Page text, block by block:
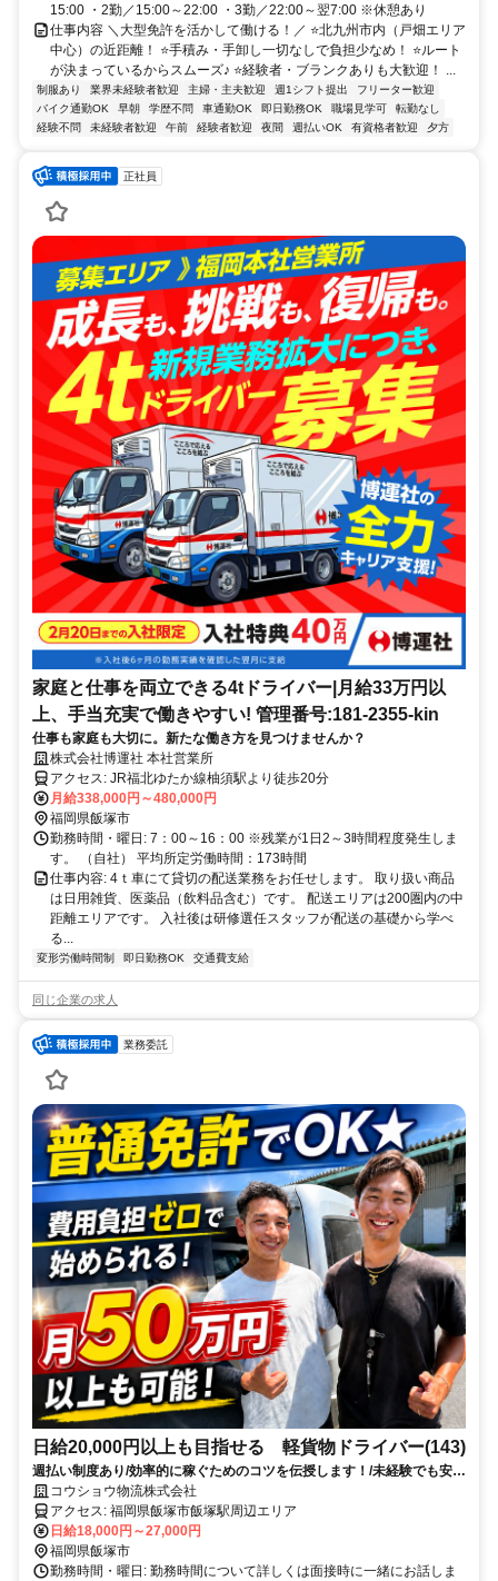
15:00 ・2勤／15:00～22:00 ・3勤／22:00～翌7:00 ※休憩あり
仕事内容 ＼大型免許を活かして働ける！／ ⭐北九州市内（戸畑エリア
中心）の近距離！ ⭐手積み・手卸し一切なしで負担少なめ！ ⭐ルート
が決まっているからスムーズ♪ ⭐経験者・ブランクありも大歓迎！ ...
制服あり 業界未経験者歓迎 主婦・主夫歓迎 週1シフト提出
フリーター歓迎
バイク通勤OK
早朝 学歴不問 車通勤OK 即日勤務OK 職場見学可
転勤なし
経験不問
未経験者歓迎 午前 経験者歓迎 夜間 週払いOK 有資格者歓迎 夕方
正社員
家庭と仕事を両立できる4tドライバー|月給33万円以
上、手当充実で働きやすい! 管理番号:181-2355-kin
仕事も家庭も大切に。新たな働き方を見つけませんか？
株式会社博運社 本社営業所
アクセス: JR福北ゆたか線柚須駅より徒歩20分
月給338,000円～480,000円
福岡県飯塚市
勤務時間・曜日: 7：00～16：00 ※残業が1日2～3時間程度発生しま
す。 （自社） 平均所定労働時間：173時間
仕事内容: 4ｔ車にて貸切の配送業務をお任せします。 取り扱い商品
は日用雑貨、医薬品（飲料品含む）です。 配送エリアは200圏内の中
距離エリアです。 入社後は研修選任スタッフが配送の基礎から学べ
る...
変形労働時間制 即日勤務OK 交通費支給
同じ企業の求人
業務委託
日給20,000円以上も目指せる 軽貨物ドライバー(143)
週払い制度あり/効率的に稼ぐためのコツを伝授します！/未経験でも安心
の研修制度充実◎/普通免許だけあればOK/キャリアアップ制度完備！
コウショウ物流株式会社
アクセス: 福岡県飯塚市飯塚駅周辺エリア
日給18,000円～27,000円
福岡県飯塚市
勤務時間・曜日: 勤務時間について詳しくは面接時に一緒にお話しま